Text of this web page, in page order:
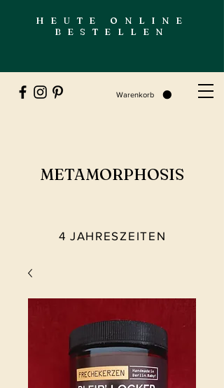
HEUTE ONLINE
BESTELLEN
Warenkorb
METAMORPHOSIS
4 JAHRESZEITEN